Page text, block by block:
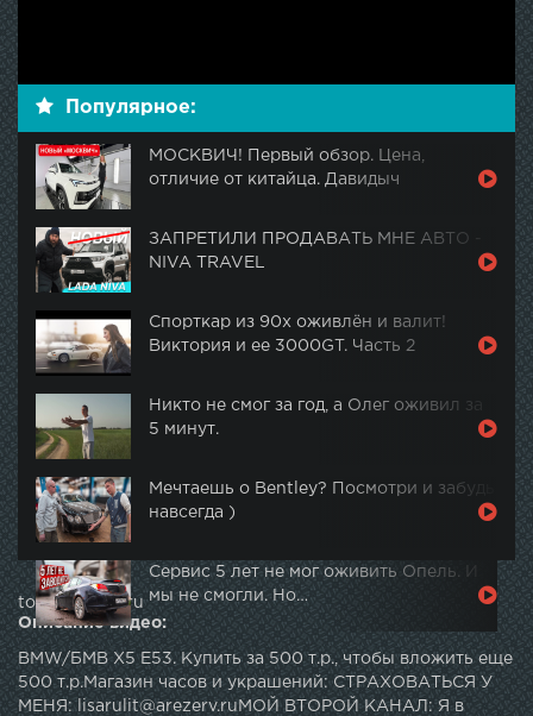
Популярное:
МОСКВИЧ! Первый обзор. Цена,
отличие от китайца. Давидыч
ЗАПРЕТИЛИ ПРОДАВАТЬ МНЕ АВТО -
NIVA TRAVEL
Спорткар из 90х оживлён и валит!
Виктория и ее 3000GT. Часть 2
Никто не смог за год, а Олег оживил за
5 минут.
Мечтаешь о Bentley? Посмотри и забудь
навсегда )
Сервис 5 лет не мог оживить Опель. И
мы не смогли. Но…
topautotube.ru
Описание видео:
BMW/БМВ X5 E53. Купить за 500 т.р., чтобы вложить еще
500 т.р.Магазин часов и украшений: СТРАХОВАТЬСЯ У
МЕНЯ: lisarulit@arezerv.ruМОЙ ВТОРОЙ КАНАЛ: Я в